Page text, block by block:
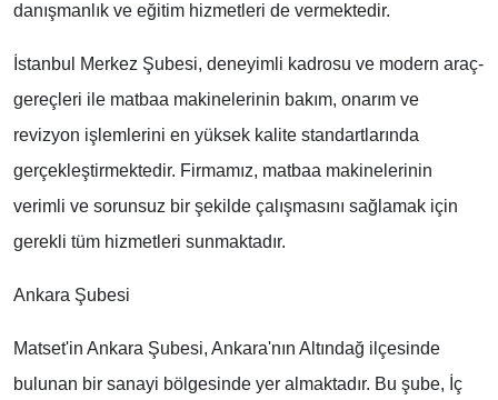
danışmanlık ve eğitim hizmetleri de vermektedir.
İstanbul Merkez Şubesi, deneyimli kadrosu ve modern araç-
gereçleri ile matbaa makinelerinin bakım, onarım ve
revizyon işlemlerini en yüksek kalite standartlarında
gerçekleştirmektedir. Firmamız, matbaa makinelerinin
verimli ve sorunsuz bir şekilde çalışmasını sağlamak için
gerekli tüm hizmetleri sunmaktadır.
Ankara Şubesi
Matset'in Ankara Şubesi, Ankara'nın Altındağ ilçesinde
bulunan bir sanayi bölgesinde yer almaktadır. Bu şube, İç